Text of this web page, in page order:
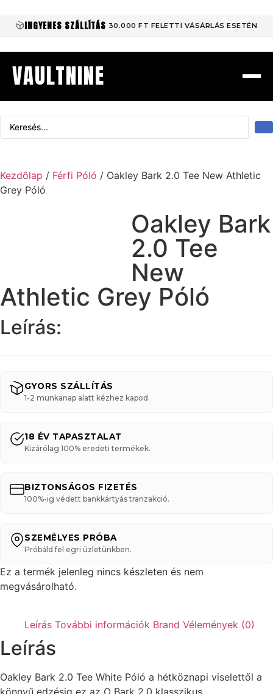
INGYENES SZÁLLÍTÁS 30.000 FT FELETTI VÁSÁRLÁS ESETÉN
VAULTNINE
Kezdőlap / Férfi Póló / Oakley Bark 2.0 Tee New Athletic
Grey Póló
Oakley Bark
2.0 Tee
New
Athletic Grey Póló
Leírás:
GYORS SZÁLLÍTÁS
1-2 munkanap alatt kézhez kapod.
18 ÉV TAPASZTALAT
Kizárólag 100% eredeti termékek.
BIZTONSÁGOS FIZETÉS
100%-ig védett bankkártyás tranzakció.
SZEMÉLYES PRÓBA
Próbáld fel egri üzletünkben.
Ez a termék jelenleg nincs készleten és nem
megvásárolható.
Leírás További információk Brand Vélemények (0)
Leírás
Oakley Bark 2.0 Tee White Póló a hétköznapi viselettől a
könnyű edzésig ez az O Bark 2.0 klasszikus